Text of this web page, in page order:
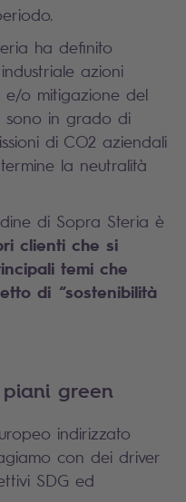
ha definito
azioni
e/o mitigazione del
sono in grado di
di CO2 aziendali
la neutralità
di Sopra Steria è
clienti che si
temi che
di “sostenibilità
green
indirizzato
con dei driver
SDG ed